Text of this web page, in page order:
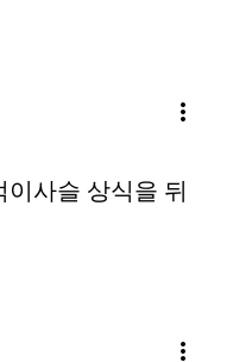
more_vert
사슬 상식을 뒤
more_vert